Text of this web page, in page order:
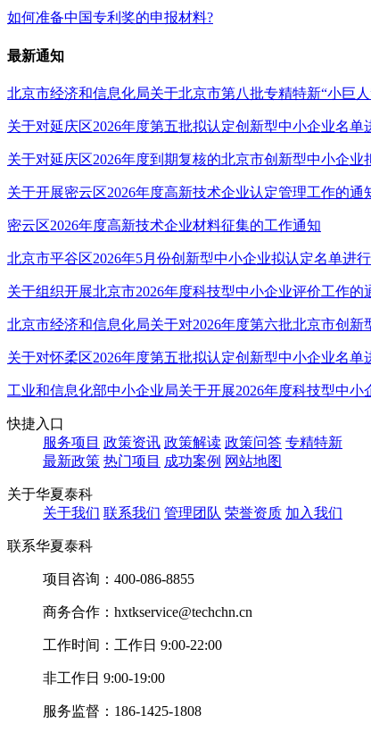
如何准备中国专利奖的申报材料?
最新通知
北京市经济和信息化局关于北京市第八批专精特新“小巨
关于对延庆区2026年度第五批拟认定创新型中小企业名单
关于对延庆区2026年度到期复核的北京市创新型中小企业
关于开展密云区2026年度高新技术企业认定管理工作的通
密云区2026年度高新技术企业材料征集的工作通知
北京市平谷区2026年5月份创新型中小企业拟认定名单进
关于组织开展北京市2026年度科技型中小企业评价工作的
北京市经济和信息化局关于对2026年度第六批北京市创
关于对怀柔区2026年度第五批拟认定创新型中小企业名单
工业和信息化部中小企业局关于开展2026年度科技型中小
快捷入口
服务项目 政策资讯 政策解读 政策问答 专精特新
最新政策 热门项目 成功案例 网站地图
关于华夏泰科
关于我们 联系我们 管理团队 荣誉资质 加入我们
联系华夏泰科
项目咨询： 400-086-8855
商务合作： hxtkservice@techchn.cn
工作时间： 工作日 9:00-22:00
非工作日 9:00-19:00
服务监督： 186-1425-1808